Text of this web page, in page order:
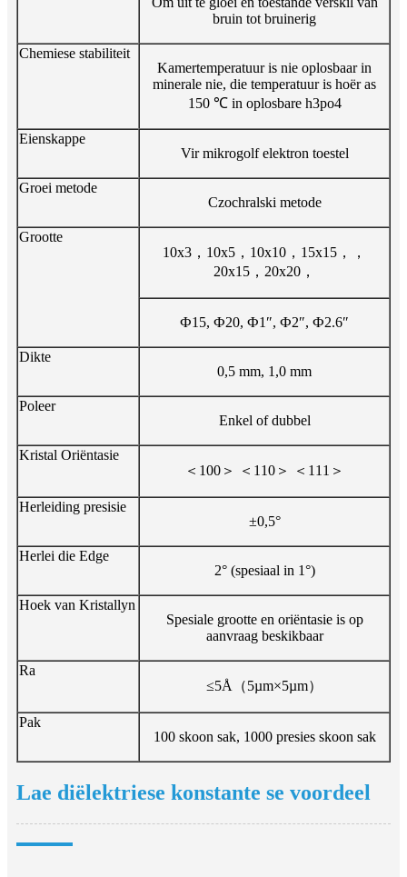
bruin tot bruinerig
Chemiese stabiliteit
Kamertemperatuur is nie oplosbaar in
minerale nie, die temperatuur is hoër as
150 ℃ in oplosbare h3po4
Eienskappe
Vir mikrogolf elektron toestel
Groei metode
Czochralski metode
Grootte
10x3，10x5，10x10，15x15，，
20x15，20x20，
Ф15, Ф20, Ф1″, Ф2″, Ф2.6″
Dikte
0,5 mm, 1,0 mm
Poleer
Enkel of dubbel
Kristal Oriëntasie
＜100＞ ＜110＞ ＜111＞
Herleiding presisie
±0,5°
Herlei die Edge
2° (spesiaal in 1°)
Hoek van Kristallyn
Spesiale grootte en oriëntasie is op
aanvraag beskikbaar
Ra
≤5Å（5µm×5µm）
Pak
100 skoon sak, 1000 presies skoon sak
Lae diëlektriese konstante se voordeel